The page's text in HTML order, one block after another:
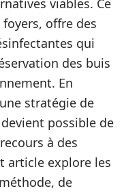
viables. Ce
offre des
qui
des buis
En
stratégie de
possible de
à des
article explore les
de